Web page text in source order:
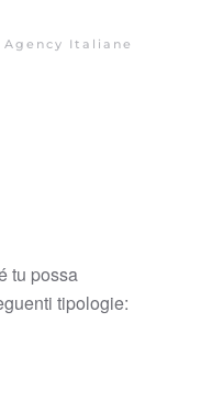
Italiane
tu possa
tipologie: